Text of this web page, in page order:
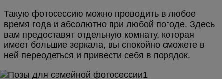
Такую фотосессию можно проводить в любое
время года и абсолютно при любой погоде. Здесь
вам предоставят отдельную комнату, которая
имеет большие зеркала, вы спокойно сможете в
ней переодеться и привести себя в порядок.